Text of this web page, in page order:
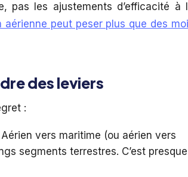
pas les ajustements d’efficacité à
aérienne peut peser plus que des
des leviers
:
Aérien vers maritime (ou aérien vers
segments terrestres. C’est presque